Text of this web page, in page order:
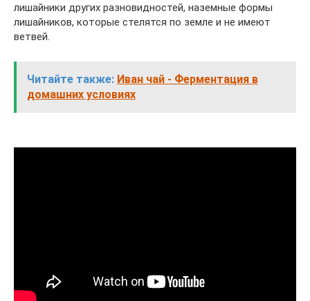
лишайники других разновидностей, наземные формы
лишайников, которые стелятся по земле и не имеют
ветвей.
Читайте также: Иван чай - Ферментация в
домашних условиях